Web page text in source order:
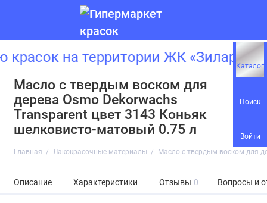
Каталог
Поиск
Войти
на территории ЖК
Масло с твердым воском для
дерева Osmo Dekorwachs
Transparent цвет 3143 Коньяк
шелковисто-матовый 0.75 л
Главная Лакокрасочные материалы Масло с твердым воском для
Описание Характеристики Отзывы 0 Вопросы и